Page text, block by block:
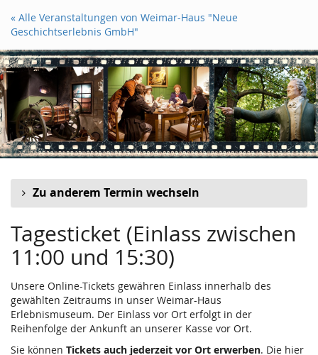
Zum
Haupt-
springen
« Alle Veranstaltungen von Weimar-Haus "Neue
Geschichtserlebnis GmbH"
Zu anderem Termin wechseln
Tagesticket (Einlass zwischen
11:00 und 15:30)
Unsere Online-Tickets gewähren Einlass innerhalb des
gewählten Zeitraums in unser Weimar-Haus
Erlebnismuseum. Der Einlass vor Ort erfolgt in der
Reihenfolge der Ankunft an unserer Kasse vor Ort.
Sie können Tickets auch jederzeit vor Ort erwerben. Die hier